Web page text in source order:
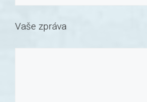
Vaše zpráva